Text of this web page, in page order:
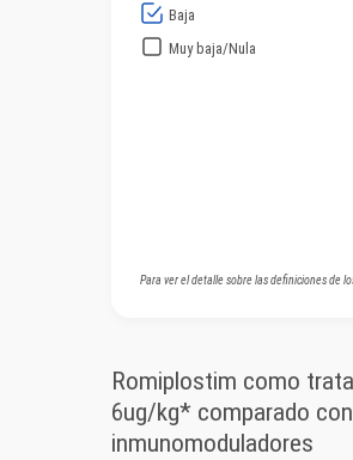
Baja
Muy baja/Nula
Para ver el detalle sobre las definiciones de
Romiplostim como
6ug/kg* comparado
inmunomoduladores